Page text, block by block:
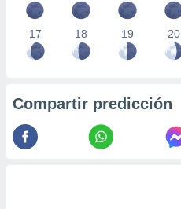
17 18 19 20
Compartir predicción